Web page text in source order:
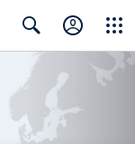
Search